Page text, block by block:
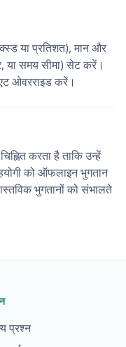
या प्रतिशत), मान और
या समय सीमा) सेट करें।
ओवरराइड करें।
करता है ताकि उन्हें
को ऑफलाइन भुगतान
भुगतानों को संभालते
प्रश्न